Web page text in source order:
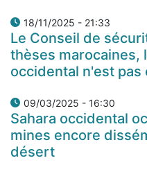
18/11/2025 - 21:33
Le Conseil de
thèses marocaines,
occidental n'est pas
09/03/2025 - 16:30
Sahara occidental
mines encore
désert